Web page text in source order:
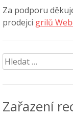
Za podporu
prodejci grilů
Vyhledávání
Zařazení